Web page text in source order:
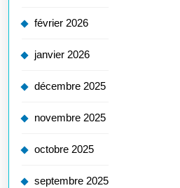
février 2026
janvier 2026
décembre 2025
novembre 2025
octobre 2025
septembre 2025